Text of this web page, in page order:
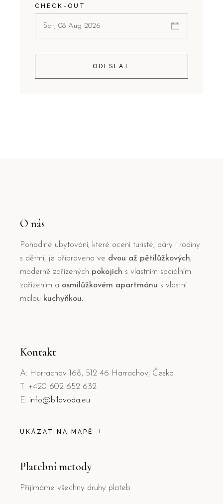
CHECK-OUT
ODESLAT
O nás
Pohodlné ubytování, které ocení turisté, páry i rodiny
s dětmi, je připraveno ve dvou až pětilůžkových,
moderně zařízených pokojích s vlastním sociálním
zařízením a osmilůžkovém apartmánu s vlastní
malou kuchyňkou.
Kontakt
A: Harrachov 168, 512 46 Harrachov, Česko
T: +420 602 652 632
E: info@bilavoda.eu
UKÁZAT NA MAPĚ
Platební metody
Přijímáme všechny druhy plateb.